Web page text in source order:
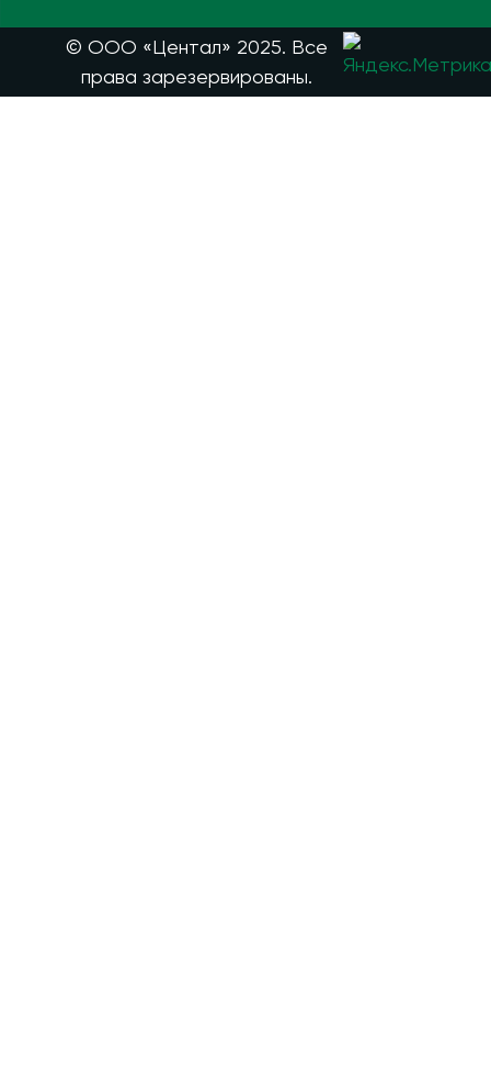
© ООО «Центал» 2025. Все
права зарезервированы.